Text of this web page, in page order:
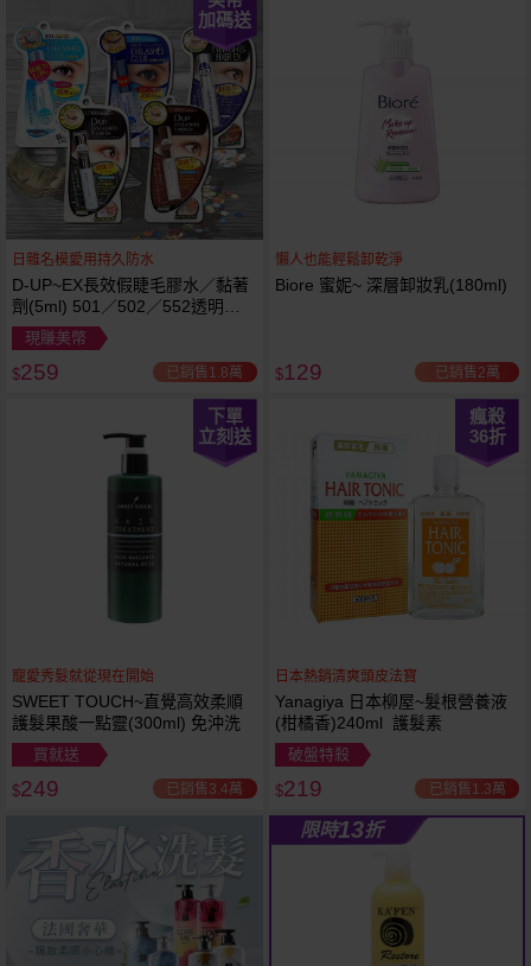
加碼送
日雜名模愛用持久防水
D-UP~EX長效假睫毛膠水／黏著
劑(5ml) 501／502／552透明／
553黑色／554咖啡色 款式可選
現賺美幣
$259 已銷售1.8萬
懶人也能輕鬆卸乾淨
Biore 蜜妮~ 深層卸妝乳(180ml)
$129 已銷售2萬
下單
立刻送
寵愛秀髮就從現在開始
SWEET TOUCH~直覺高效柔順
護髮果酸一點靈(300ml) 免沖洗
買就送
$249 已銷售3.4萬
瘋殺
36折
日本熱銷清爽頭皮法寶
Yanagiya 日本柳屋~髮根營養液
(柑橘香)240ml 護髮素
破盤特殺
$219 已銷售1.3萬
限時13折